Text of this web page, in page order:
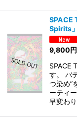
SPACE
Spirits」
9,800円
SPACE
す。 バ
つ染め”
ーティ
早変わ